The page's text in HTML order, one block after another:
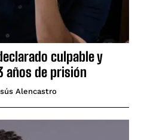
culpable y
años de prisión
Alencastro